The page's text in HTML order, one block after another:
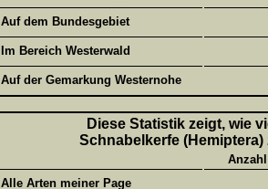
Auf dem Bundesgebiet
Im Bereich Westerwald
Auf der Gemarkung Westernohe
Diese Statistik zeigt, wie
Schnabelkerfe
Alle Arten meiner Page